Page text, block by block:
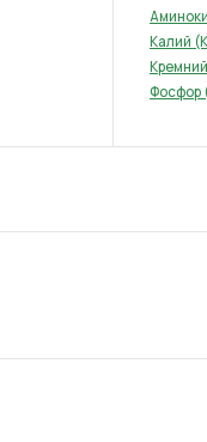
Калий
Кремний
Фосфор